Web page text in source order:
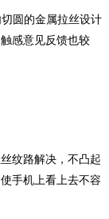
圆的金属拉丝设计
感意见反馈也较
纹路解决，不凸起
手机上看上去不容